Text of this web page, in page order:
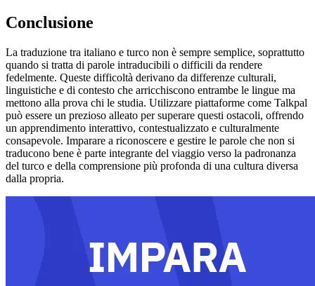
Conclusione
La traduzione tra italiano e turco non è sempre semplice, soprattutto
quando si tratta di parole intraducibili o difficili da rendere
fedelmente. Queste difficoltà derivano da differenze culturali,
linguistiche e di contesto che arricchiscono entrambe le lingue ma
mettono alla prova chi le studia. Utilizzare piattaforme come Talkpal
può essere un prezioso alleato per superare questi ostacoli, offrendo
un apprendimento interattivo, contestualizzato e culturalmente
consapevole. Imparare a riconoscere e gestire le parole che non si
traducono bene è parte integrante del viaggio verso la padronanza
del turco e della comprensione più profonda di una cultura diversa
dalla propria.